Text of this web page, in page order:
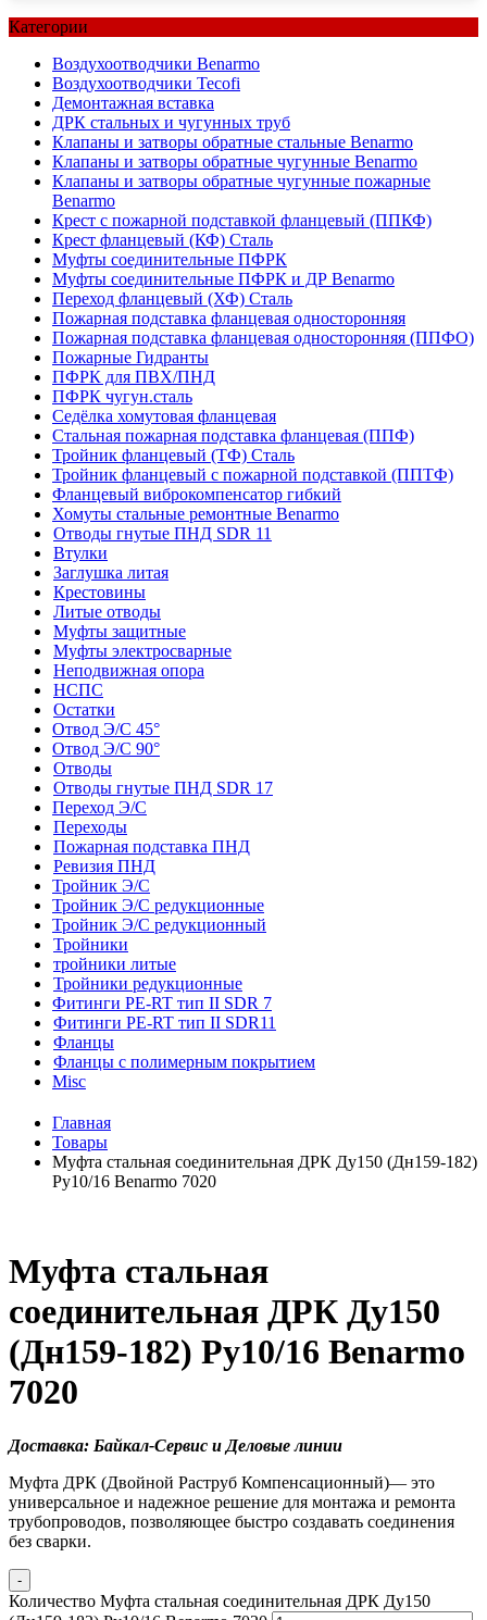
Категории
Воздухоотводчики Benarmo
Воздухоотводчики Tecofi
Демонтажная вставка
ДРК стальных и чугунных труб
Клапаны и затворы обратные стальные Benarmo
Клапаны и затворы обратные чугунные Benarmo
Клапаны и затворы обратные чугунные пожарные
Benarmo
Крест с пожарной подставкой фланцевый (ППКФ)
Крест фланцевый (КФ) Сталь
Муфты соединительные ПФРК
Муфты соединительные ПФРК и ДР Benarmo
Переход фланцевый (ХФ) Сталь
Пожарная подставка фланцевая односторонняя
Пожарная подставка фланцевая односторонняя (ППФО)
Пожарные Гидранты
ПФРК для ПВХ/ПНД
ПФРК чугун.сталь
Седёлка хомутовая фланцевая
Стальная пожарная подставка фланцевая (ППФ)
Тройник фланцевый (ТФ) Сталь
Тройник фланцевый с пожарной подставкой (ППТФ)
Фланцевый виброкомпенсатор гибкий
Хомуты стальные ремонтные Benarmo
Отводы гнутые ПНД SDR 11
Втулки
Заглушка литая
Крестовины
Литые отводы
Муфты защитные
Муфты электросварные
Неподвижная опора
НСПС
Остатки
Отвод Э/С 45°
Отвод Э/С 90°
Отводы
Отводы гнутые ПНД SDR 17
Переход Э/С
Переходы
Пожарная подставка ПНД
Ревизия ПНД
Тройник Э/С
Тройник Э/С редукционные
Тройник Э/С редукционный
Тройники
тройники литые
Тройники редукционные
Фитинги PE-RT тип II SDR 7
Фитинги PE-RT тип II SDR11
Фланцы
Фланцы с полимерным покрытием
Misc
Главная
Товары
Муфта стальная соединительная ДРК Ду150 (Дн159-182)
Ру10/16 Benarmo 7020
Муфта стальная
соединительная ДРК Ду150
(Дн159-182) Ру10/16 Benarmo
7020
Доставка: Байкал-Сервис и Деловые линии
Муфта ДРК (Двойной Раструб Компенсационный)— это
универсальное и надежное решение для монтажа и ремонта
трубопроводов, позволяющее быстро создавать соединения
без сварки.
-
Количество Муфта стальная соединительная ДРК Ду150